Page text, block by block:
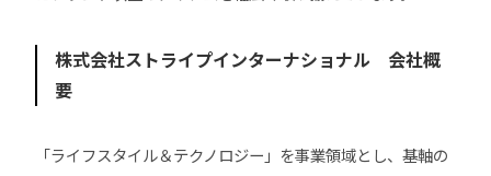
株式会社ストライプインターナショナル 会社概
要
「ライフスタイル＆テクノロジー」を事業領域とし、基軸の